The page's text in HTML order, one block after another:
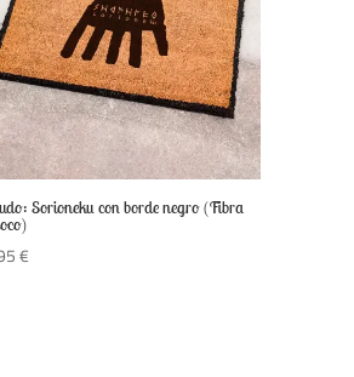
Sorioneku con borde negro (Fibra
€